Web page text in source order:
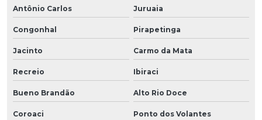
Antônio Carlos Juruaia
Congonhal Pirapetinga
Jacinto Carmo da Mata
Recreio Ibiraci
Bueno Brandão Alto Rio Doce
Coroaci Ponto dos Volantes